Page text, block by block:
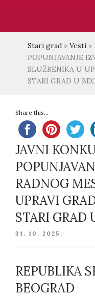
Stari grad » Vesti »
POPUNJAVANJE
SLUŽBENIKA U
STARI GRAD U
Share this...
JAVNI
RADNOG
UPRAVI
STARI GRAD
POSTED
31. 10. 2025.
REPUBLIKA
BEOGRAD